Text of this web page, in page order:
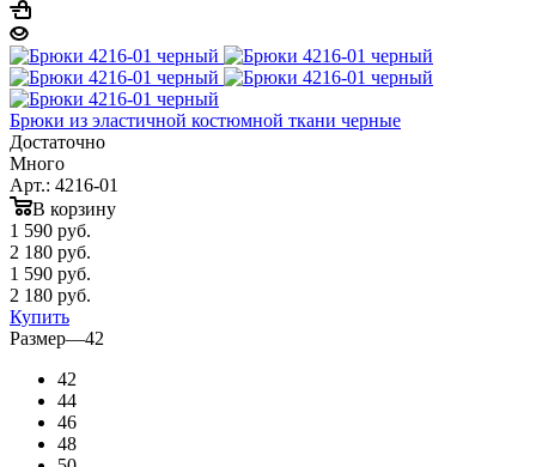
Брюки из эластичной костюмной ткани черные
Достаточно
Много
Арт.: 4216-01
В корзину
1 590 руб.
2 180 руб.
1 590 руб.
2 180 руб.
Купить
Размер—42
42
44
46
48